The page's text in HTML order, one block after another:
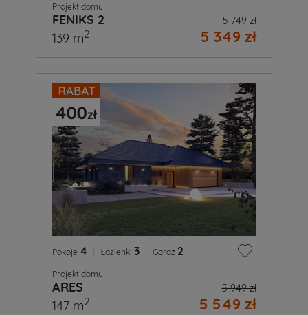
Projekt domu
FENIKS 2 5 749 zł
5 349 zł
139 m2
Pokoje 4 Łazienki 3 Garaż 2
Projekt domu
ARES 5 949 zł
5 549 zł
147 m2